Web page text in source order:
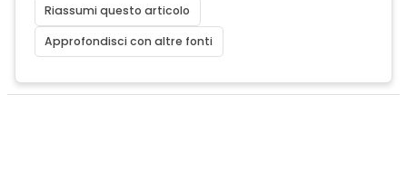
Riassumi questo articolo
Approfondisci con altre fonti